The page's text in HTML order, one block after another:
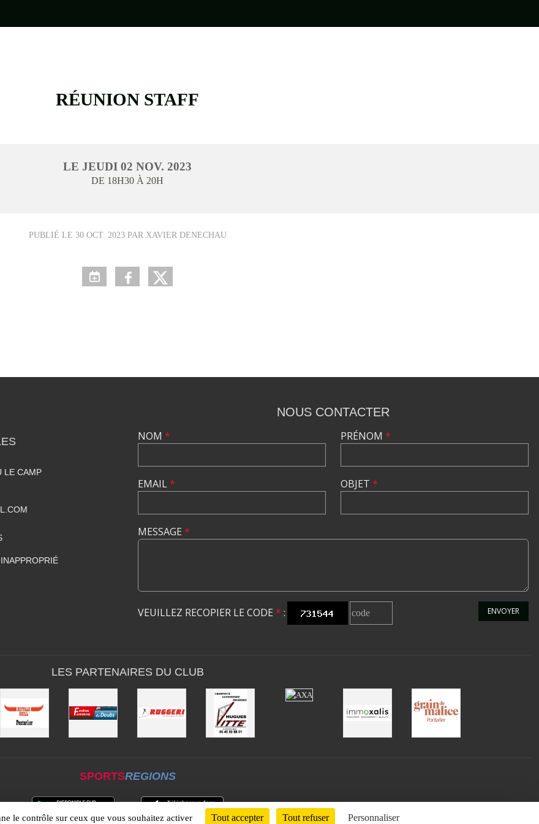
RÉUNION STAFF
LE JEUDI 02 NOV. 2023
DE 18H30 À 20H
PUBLIÉ LE 30 OCT. 2023PAR XAVIER DENECHAU
LE CAMP
NOUS CONTACTER
NOM *
EMAIL*
PRÉNOM *
OBJET *
MESSAGE *
VEUILLEZ RECOPIER LE CODE * : ENVOYER
LES PARTENAIRES DU CLUB
SPORTSREGIONS
le contrôle sur ceux que vous souhaitez activer Tout accepter Tout refuser Personnaliser